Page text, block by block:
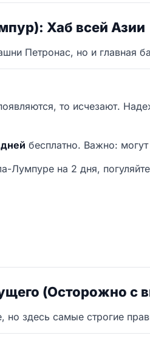
Хаб всей Азии
Петронас, но и главная
то исчезают.
бесплатно. Важно:
Лумпуре на 2 дня,
(Осторожно с
но здесь самые строгие